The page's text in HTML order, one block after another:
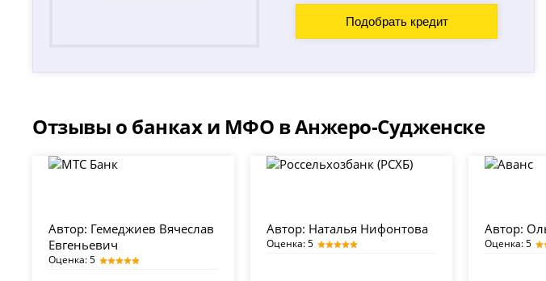
Отзывы о банках и МФО в Анжеро-Судженске
Автор: Гемеджиев Вячеслав
Евгеньевич
Оценка: 5
Автор: Наталья Нифонтова
Оценка: 5
Автор:
Оценка: 5